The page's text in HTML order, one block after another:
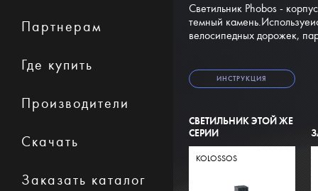
Светильник Phobos -
темный
велосипедных дорожек,
ИНСТРУКЦИЯ
СВЕТИЛЬНИК ЭТОЙ ЖЕ
СЕРИИ
KOLOSSOS
Партнерам
Где купить
Производители
Скачать
Заказать каталог